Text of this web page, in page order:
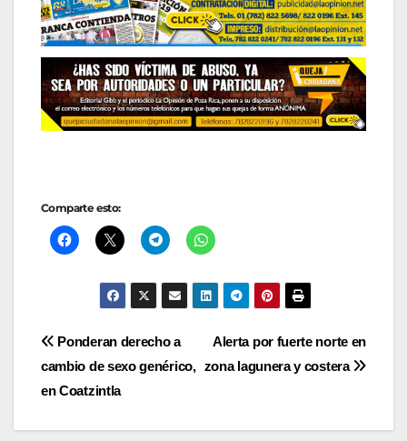
Comparte esto:
Navegación
de
entradas
Alerta por fuerte norte en
zona lagunera y costera
Ponderan derecho a
cambio de sexo genérico,
en Coatzintla